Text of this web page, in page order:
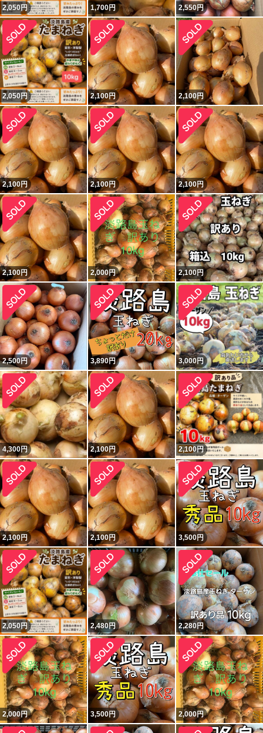
2,050円 1,700円 2,550円
2,050円 2,100円 2,100円
2,100円 2,100円 2,100円
2,100円 2,000円 2,100円
2,500円 3,890円 3,000円
4,300円 2,100円 2,100円
2,100円 2,100円 3,500円
2,050円 2,480円 2,280円
2,000円 3,500円 2,000円